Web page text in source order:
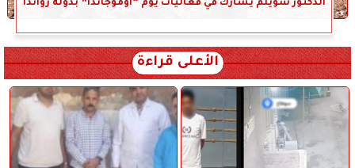
الدكتور سويلم يشارك في فعاليات يوم “أوموجاندا” بدولة رواندا
الأعلى قراءة